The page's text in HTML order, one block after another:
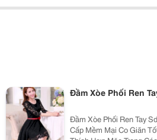
Đầm Xòe Phối Ren
Đầm Xòe Phối Ren Tay Sd290 Chất Liệu Ren
Cấp Mềm Mại Co Giãn